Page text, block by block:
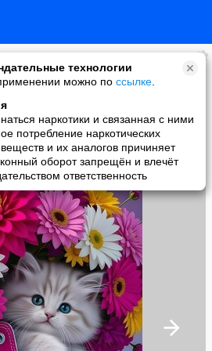
технологии
можно по ссылке
наркотики и связанная с ними
потребление наркотических
и их аналогов причиняет
оборот запрещён и влечёт
ответственность
интересное,полезное, красивое!!!